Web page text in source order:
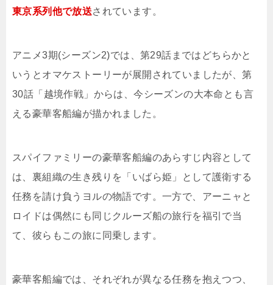
東京系列他で放送されています。
アニメ3期(シーズン2)では、第29話まではどちらかと
いうとオマケストーリーが展開されていましたが、第
30話「越境作戦」からは、今シーズンの大本命とも言
える豪華客船編が描かれました。
スパイファミリーの豪華客船編のあらすじ内容として
は、裏組織の生き残りを「いばら姫」として護衛する
任務を請け負うヨルの物語です。一方で、アーニャと
ロイドは偶然にも同じクルーズ船の旅行を福引で当
て、彼らもこの旅に同乗します。
豪華客船編では、それぞれが異なる任務を抱えつつ、